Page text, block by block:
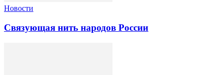
Новости
Связующая нить народов России